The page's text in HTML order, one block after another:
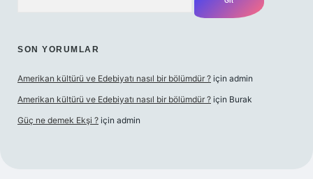
SON YORUMLAR
Amerikan kültürü ve Edebiyatı nasıl bir bölümdür ? için admin
Amerikan kültürü ve Edebiyatı nasıl bir bölümdür ? için Burak
Güç ne demek Ekşi ? için admin